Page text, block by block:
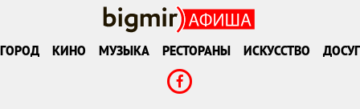
ГОРОД КИНО МУЗЫКА РЕСТОРАНЫ ИСКУССТВО ДОСУГ